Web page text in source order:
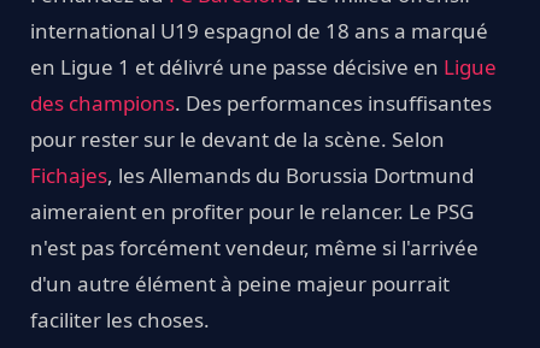
international U19 espagnol de 18 ans a marqué
en Ligue 1 et délivré une passe décisive en Ligue
des champions. Des performances insuffisantes
pour rester sur le devant de la scène. Selon
Fichajes, les Allemands du Borussia Dortmund
aimeraient en profiter pour le relancer. Le PSG
n'est pas forcément vendeur, même si l'arrivée
d'un autre élément à peine majeur pourrait
faciliter les choses.